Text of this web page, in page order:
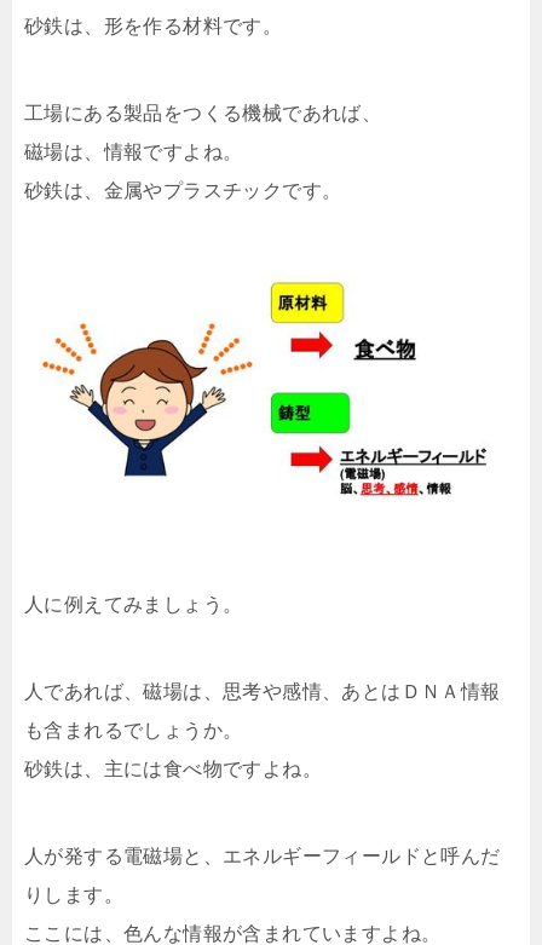
砂鉄は、形を作る材料です。
工場にある製品をつくる機械であれば、
磁場は、情報ですよね。
砂鉄は、金属やプラスチックです。
人に例えてみましょう。
人であれば、磁場は、思考や感情、あとはＤＮＡ情報
も含まれるでしょうか。
砂鉄は、主には食べ物ですよね。
人が発する電磁場と、エネルギーフィールドと呼んだ
りします。
ここには、色んな情報が含まれていますよね。